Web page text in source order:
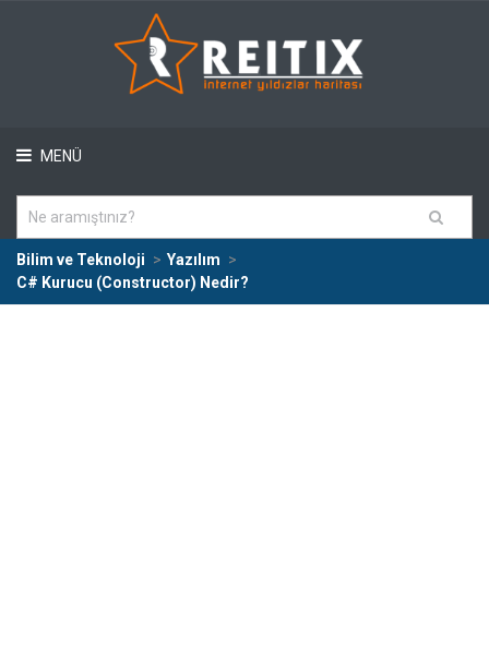
MENÜ
Bilim ve Teknoloji
Yazılım
C# Kurucu (Constructor) Nedir?